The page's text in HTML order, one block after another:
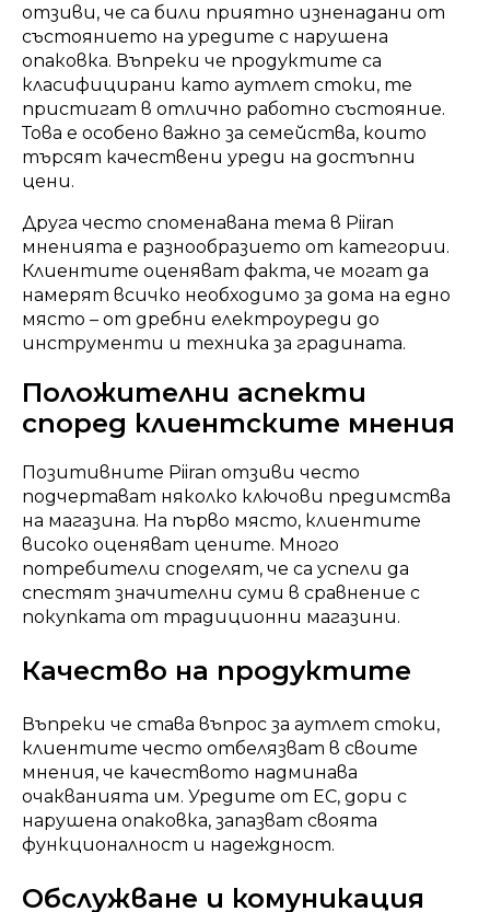
отзиви, че са били приятно изненадани от
състоянието на уредите с нарушена
опаковка. Въпреки че продуктите са
класифицирани като аутлет стоки, те
пристигат в отлично работно състояние.
Това е особено важно за семейства, които
търсят качествени уреди на достъпни
цени.
Друга често споменавана тема в Piiran
мненията е разнообразието от категории.
Клиентите оценяват факта, че могат да
намерят всичко необходимо за дома на едно
място – от дребни електроуреди до
инструменти и техника за градината.
Положителни аспекти
според клиентските мнения
Позитивните Piiran отзиви често
подчертават няколко ключови предимства
на магазина. На първо място, клиентите
високо оценяват цените. Много
потребители споделят, че са успели да
спестят значителни суми в сравнение с
покупката от традиционни магазини.
Качество на продуктите
Въпреки че става въпрос за аутлет стоки,
клиентите често отбелязват в своите
мнения, че качеството надминава
очакванията им. Уредите от ЕС, дори с
нарушена опаковка, запазват своята
функционалност и надеждност.
Обслужване и комуникация